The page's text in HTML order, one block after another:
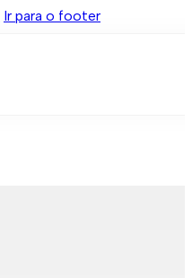
Ir para o footer